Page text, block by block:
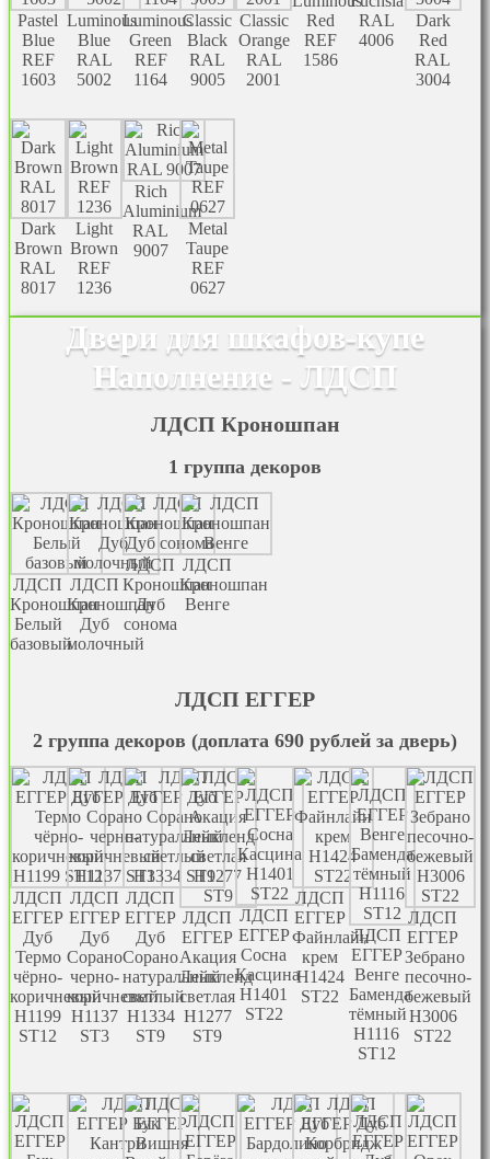
Pastel
Blue
REF
1603
Luminous
Blue
RAL
5002
Luminous
Green
REF
1164
Classic
Black
RAL
9005
Classic
Orange
RAL
2001
Red
REF
1586
RAL
4006
Dark
Red
RAL
3004
Dark
Brown
RAL
8017
Light
Brown
REF
1236
Rich
Aluminium
RAL
9007
Metal
Taupe
REF
0627
Двери для шкафов-купе
Наполнение - ЛДСП
ЛДСП Кроношпан
1 группа декоров
ЛДСП
Кроношпан
Белый
базовый
ЛДСП
Кроношпан
Дуб
молочный
ЛДСП
Кроношпан
Дуб
сонома
ЛДСП
Кроношпан
Венге
ЛДСП EГГЕР
2 группа декоров (доплата 690 рублей за дверь)
ЛДСП
EГГЕР
Дуб
Термо
чёрно-
коричневый
Н1199
ST12
ЛДСП
EГГЕР
Дуб
Сорано
черно-
коричневый
H1137
ST3
ЛДСП
EГГЕР
Дуб
Сорано
натуральный
светлый
H1334
ST9
ЛДСП
EГГЕР
Акация
Лейкленд
светлая
H1277
ST9
ЛДСП
EГГЕР
Сосна
Касцина
Н1401
ST22
ЛДСП
EГГЕР
Файнлайн
крем
H1424
ST22
ЛДСП
EГГЕР
Венге
Баменда
тёмный
Н1116
ST12
ЛДСП
EГГЕР
Зебрано
песочно-
бежевый
H3006
ST22